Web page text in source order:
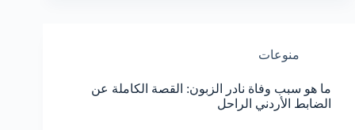
منوعات
ما هو سبب وفاة نادر الزبون: القصة الكاملة عن
الضابط الأردني الراحل